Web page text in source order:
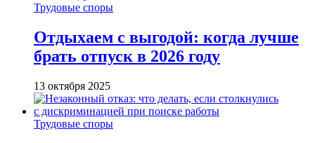
Трудовые споры
Отдыхаем с выгодой: когда лучше
брать отпуск в 2026 году
13 октября 2025
Трудовые споры